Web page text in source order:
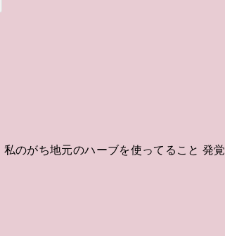
のがち地元のハーブを使ってること 発覚